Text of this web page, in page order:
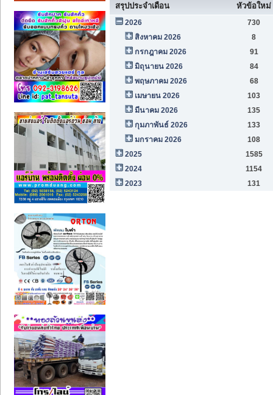
สรุปประจำเดือน หัวข้อใหม่
2026
730
สิงหาคม 2026
8
กรกฎาคม 2026
91
มิถุนายน 2026
84
พฤษภาคม 2026
68
เมษายน 2026
103
มีนาคม 2026
135
กุมภาพันธ์ 2026
133
มกราคม 2026
108
2025
1585
2024
1154
2023
131